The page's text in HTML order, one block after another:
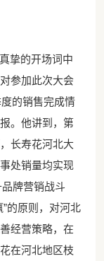
的开场词中
参加此次大会
的销售完成情
。他讲到，第
长寿花河北大
处销量均实现
牌营销战斗
的原则，对河北
经营策略，在
在河北地区枝